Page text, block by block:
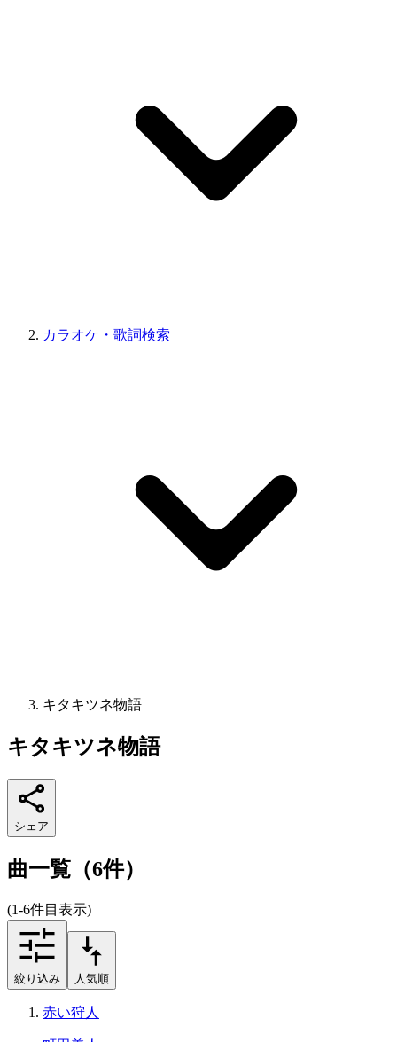
カラオケ・歌詞検索
キタキツネ物語
キタキツネ物語
シェア
曲一覧（6件）
(1-6件目表示)
絞り込み 人気順
赤い狩人